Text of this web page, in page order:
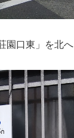
園口東」を北へ